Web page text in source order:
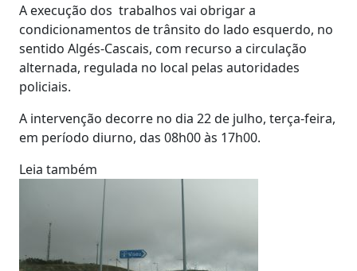
A execução dos trabalhos vai obrigar a
condicionamentos de trânsito do lado esquerdo, no
sentido Algés-Cascais, com recurso a circulação
alternada, regulada no local pelas autoridades
policiais.
A intervenção decorre no dia 22 de julho, terça-feira,
em período diurno, das 08h00 às 17h00.
Leia também